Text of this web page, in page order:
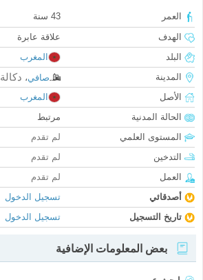
العمر
43 سنة
الهدف
علاقة عابرة
البلد
المغرب
المدينة
صافي،
الأصل
المغرب
الحالة المدنية
مرتبط
المستوى العلمي
لم تقدم
التدخين
لم تقدم
العمل
لم تقدم
أصدقائي
تسجيل الدخول
تاريخ التسجيل
تسجيل الدخول
بعض المعلومات الإضافية